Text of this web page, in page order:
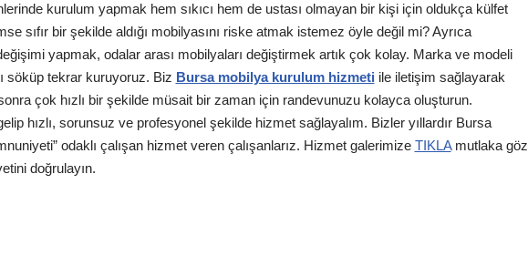
kurulum yapmak hem sıkıcı hem de ustası olmayan bir kişi için oldukça külfet
sıfır bir şekilde aldığı mobilyasını riske atmak istemez öyle değil mi? Ayrıca
yapmak, odalar arası mobilyaları değiştirmek artık çok kolay. Marka ve modeli
söküp tekrar kuruyoruz. Biz Bursa mobilya kurulum hizmeti ile iletişim sağlayarak
çok hızlı bir şekilde müsait bir zaman için randevunuzu kolayca oluşturun.
hızlı, sorunsuz ve profesyonel şekilde hizmet sağlayalım. Bizler yıllardır Bursa
odaklı çalışan hizmet veren çalışanlarız. Hizmet galerimize TIKLAmutlaka göz
doğrulayın.